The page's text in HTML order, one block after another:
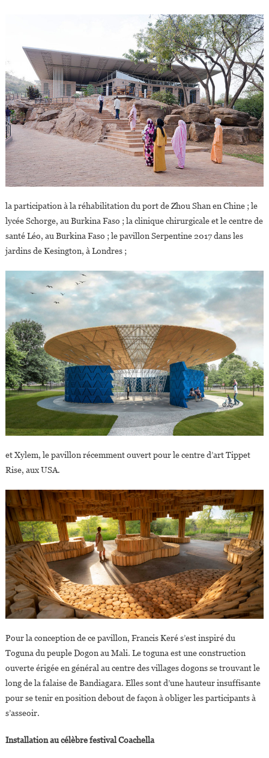
la participation à la réhabilitation du port de Zhou Shan en Chine ; le
lycée Schorge, au Burkina Faso ; la clinique chirurgicale et le centre de
santé Léo, au Burkina Faso ; le pavillon Serpentine 2017 dans les
jardins de Kesington, à Londres ;
et Xylem, le pavillon récemment ouvert pour le centre d’art Tippet
Rise, aux USA.
Pour la conception de ce pavillon, Francis Keré s’est inspiré du
Toguna du peuple Dogon au Mali. Le toguna est une construction
ouverte érigée en général au centre des villages dogons se trouvant le
long de la falaise de Bandiagara. Elles sont d’une hauteur insuffisante
pour se tenir en position debout de façon à obliger les participants à
s’asseoir.
Installation au célèbre festival Coachella